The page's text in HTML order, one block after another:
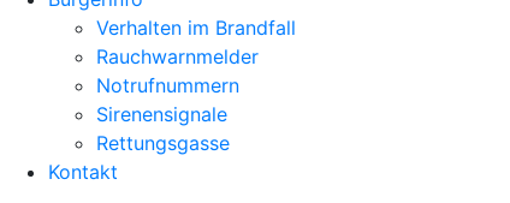
Verhalten im Brandfall
Rauchwarnmelder
Notrufnummern
Sirenensignale
Rettungsgasse
Kontakt